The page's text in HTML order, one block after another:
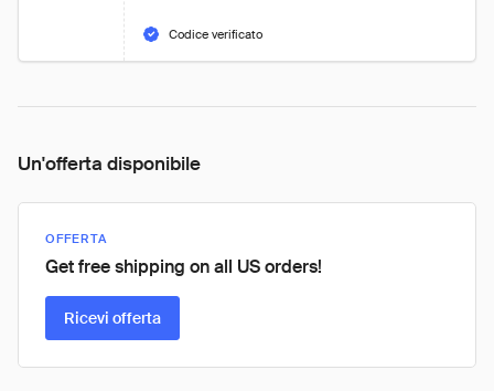
Codice verificato
Un'offerta disponibile
OFFERTA
Get free shipping on all US orders!
Ricevi offerta